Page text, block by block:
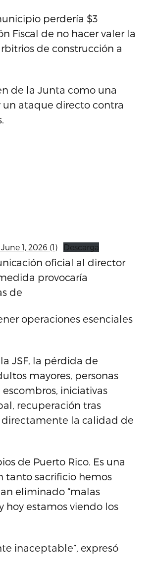
perdería $3
Fiscal de no hacer valer la
de construcción a
de la Junta como una
un ataque directo contra
1, 2026 (1) Descarga
oficial al director
provocaría
de
operaciones esenciales
JSF, la pérdida de
mayores, personas
iniciativas
recuperación tras
la calidad de
de Puerto Rico. Es una
tanto sacrificio hemos
eliminado “malas
hoy estamos viendo los
inaceptable”, expresó